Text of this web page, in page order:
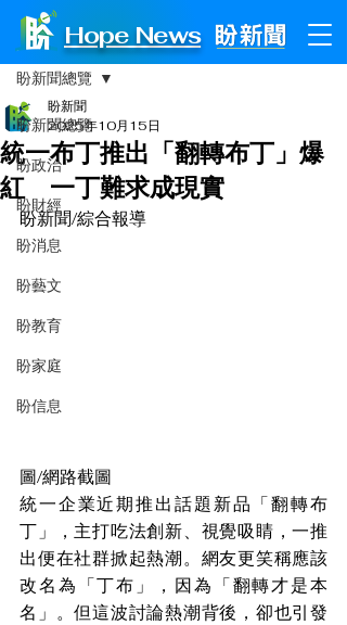
Hope News
文章
盼新聞總覽
盼政治
盼財經
盼消息
盼藝文
盼教育
盼家庭
盼信息
盼新聞總覽
統一布丁推出「翻轉布丁」爆
紅 一丁難求成現實
盼新聞
2025年10月15日
盼新聞/綜合報導
圖/網路截圖
統一企業近期推出話題新品「翻轉布
丁」，主打吃法創新、視覺吸睛，一推
出便在社群掀起熱潮。網友更笑稱應該
改名為「丁布」，因為「翻轉才是本
名」。但這波討論熱潮背後，卻也引發